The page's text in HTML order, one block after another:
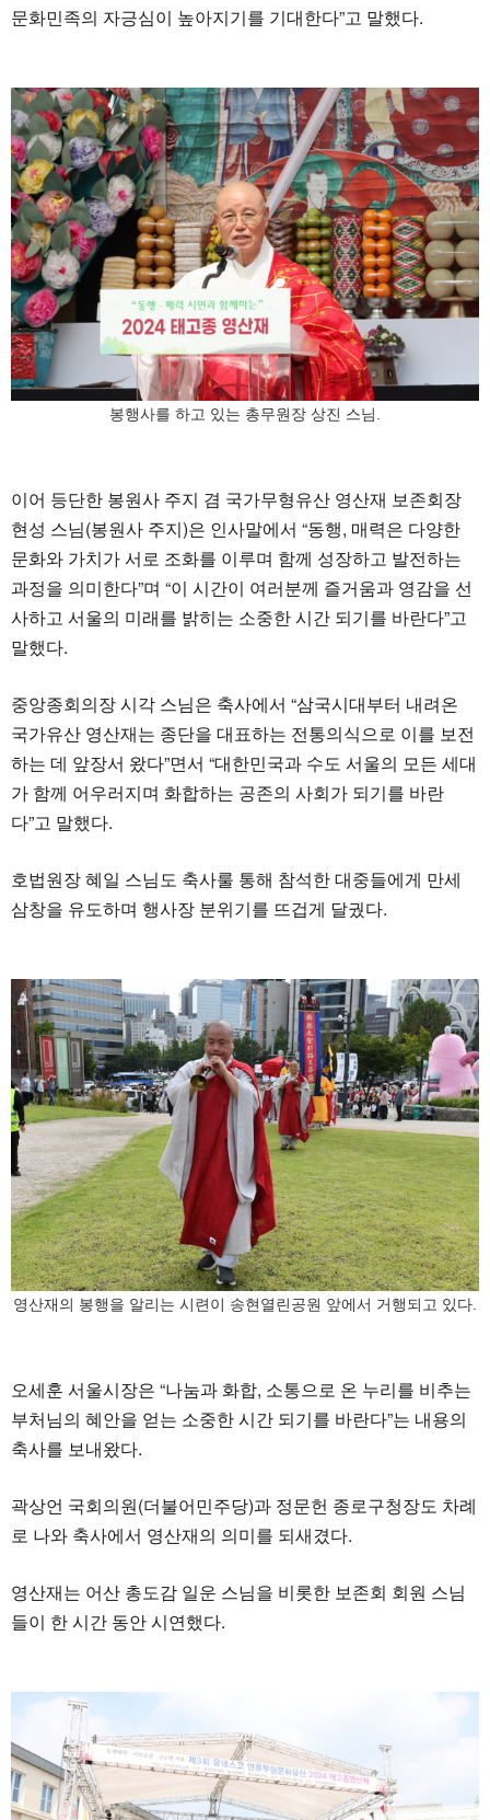
문화민족의 자긍심이 높아지기를 기대한다”고 말했다.
봉행사를 하고 있는 총무원장 상진 스님.
이어 등단한 봉원사 주지 겸 국가무형유산 영산재 보존회장
현성 스님(봉원사 주지)은 인사말에서 “동행, 매력은 다양한
문화와 가치가 서로 조화를 이루며 함께 성장하고 발전하는
과정을 의미한다”며 “이 시간이 여러분께 즐거움과 영감을 선
사하고 서울의 미래를 밝히는 소중한 시간 되기를 바란다”고
말했다.
중앙종회의장 시각 스님은 축사에서 “삼국시대부터 내려온
국가유산 영산재는 종단을 대표하는 전통의식으로 이를 보전
하는 데 앞장서 왔다”면서 “대한민국과 수도 서울의 모든 세대
가 함께 어우러지며 화합하는 공존의 사회가 되기를 바란
다”고 말했다.
호법원장 혜일 스님도 축사룰 통해 참석한 대중들에게 만세
삼창을 유도하며 행사장 분위기를 뜨겁게 달궜다.
영산재의 봉행을 알리는 시련이 송현열린공원 앞에서 거행되고 있다.
오세훈 서울시장은 “나눔과 화합, 소통으로 온 누리를 비추는
부처님의 혜안을 얻는 소중한 시간 되기를 바란다”는 내용의
축사를 보내왔다.
곽상언 국회의원(더불어민주당)과 정문헌 종로구청장도 차례
로 나와 축사에서 영산재의 의미를 되새겼다.
영산재는 어산 총도감 일운 스님을 비롯한 보존회 회원 스님
들이 한 시간 동안 시연했다.